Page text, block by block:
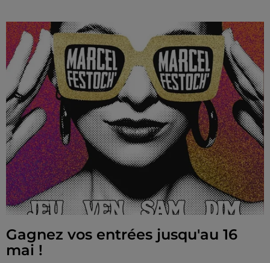
Gagnez vos entrées jusqu'au 16
mai !